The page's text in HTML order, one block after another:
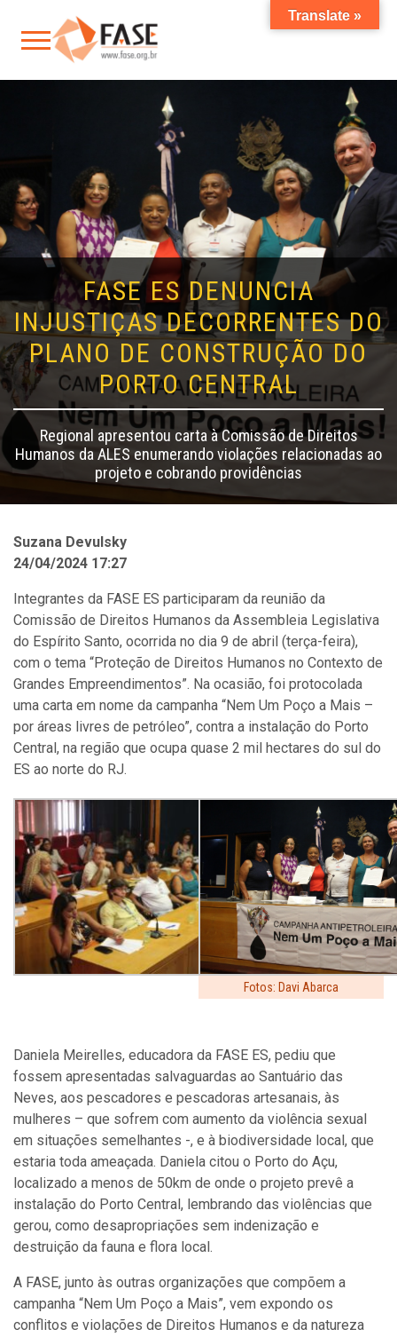
FASE ES DENUNCIA
INJUSTIÇAS DECORRENTES DO
PLANO DE CONSTRUÇÃO DO
PORTO CENTRAL
Regional apresentou carta à Comissão de Direitos
Humanos da ALES enumerando violações relacionadas ao
projeto e cobrando providências
Suzana Devulsky
24/04/2024 17:27
Integrantes da FASE ES participaram da reunião da
Comissão de Direitos Humanos da Assembleia Legislativa
do Espírito Santo, ocorrida no dia 9 de abril (terça-feira),
com o tema “Proteção de Direitos Humanos no Contexto de
Grandes Empreendimentos”. Na ocasião, foi protocolada
uma carta em nome da campanha “Nem Um Poço a Mais –
por áreas livres de petróleo”, contra a instalação do Porto
Central, na região que ocupa quase 2 mil hectares do sul do
ES ao norte do RJ.
Fotos: Davi Abarca
Daniela Meirelles, educadora da FASE ES, pediu que
fossem apresentadas salvaguardas ao Santuário das
Neves, aos pescadores e pescadoras artesanais, às
mulheres – que sofrem com aumento da violência sexual
em situações semelhantes -, e à biodiversidade local, que
estaria toda ameaçada. Daniela citou o Porto do Açu,
localizado a menos de 50km de onde o projeto prevê a
instalação do Porto Central, lembrando das violências que
gerou, como desapropriações sem indenização e
destruição da fauna e flora local.
A FASE, junto às outras organizações que compõem a
campanha “Nem Um Poço a Mais”, vem expondo os
conflitos e violações de Direitos Humanos e da natureza
Translate »